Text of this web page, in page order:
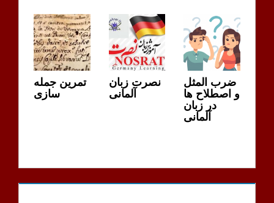
تمرین جمله
سازی
نصرت زبان
آلمانی
ضرب المثل
و اصطلاح ها
در زبان
آلمانی